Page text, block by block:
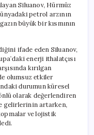
Siluanov, Hürmüz
petrol arzının
büyük bir kısmının
ifade eden Siluanov,
enerji ithalatçısı
kırılgan
olumsuz etkiler
durumun küresel
olarak değerlendiren
gelirlerinin artarken,
ve lojistik